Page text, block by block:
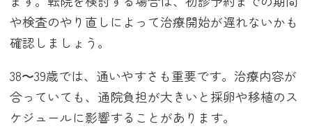
や検査のやり直しによって治療開始が遅れないかも
確認しましょう。
38〜39歳では、通いやすさも重要です。治療内容が
合っていても、通院負担が大きいと採卵や移植のス
ケジュールに影響することがあります。